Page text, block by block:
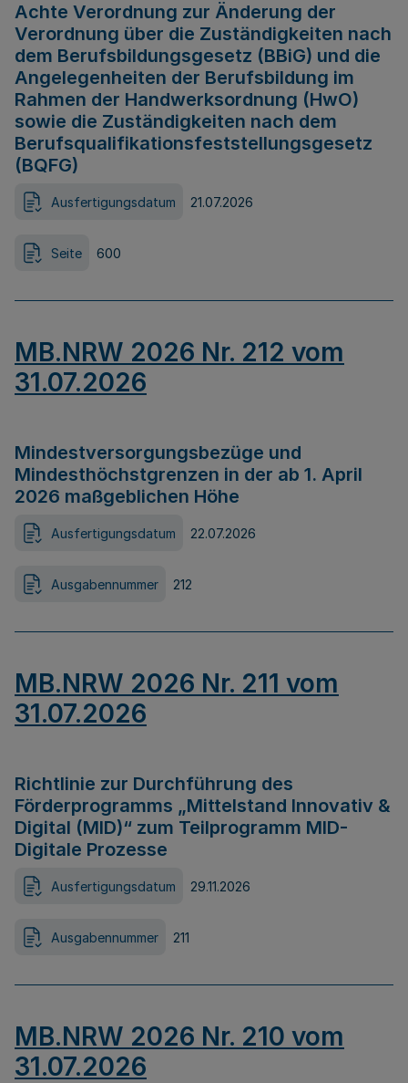
Achte Verordnung zur Änderung der
Verordnung über die Zuständigkeiten nach
dem Berufsbildungsgesetz (BBiG) und die
Angelegenheiten der Berufsbildung im
Rahmen der Handwerksordnung (HwO)
sowie die Zuständigkeiten nach dem
Berufsqualifikationsfeststellungsgesetz
(BQFG)
Ausfertigungsdatum 21.07.2026
Seite 600
MB.NRW 2026 Nr. 212 vom
31.07.2026
Mindestversorgungsbezüge und
Mindesthöchstgrenzen in der ab 1. April
2026 maßgeblichen Höhe
Ausfertigungsdatum 22.07.2026
Ausgabennummer 212
MB.NRW 2026 Nr. 211 vom
31.07.2026
Richtlinie zur Durchführung des
Förderprogramms „Mittelstand Innovativ &
Digital (MID)“ zum Teilprogramm MID-
Digitale Prozesse
Ausfertigungsdatum 29.11.2026
Ausgabennummer 211
MB.NRW 2026 Nr. 210 vom
31.07.2026